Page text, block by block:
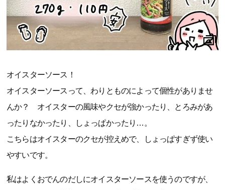
オイスターソース！
オイスターソースって、わりとものによって個性がありませ
んか？ オイスターの風味やクセが強かったり、とろみがあ
ったりなかったり、しょっぱかったり…。
こちらはオイスターのクセが控えめで、しょっぱすぎず使い
やすいです。
私はよくおでんのだしにオイスターソースを使うのですが、